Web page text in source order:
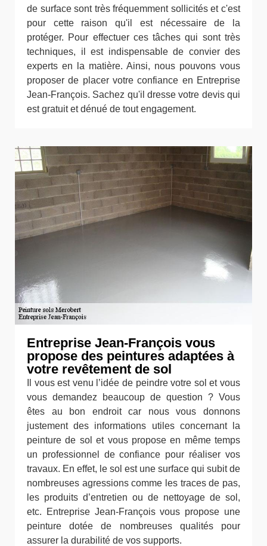
de surface sont très fréquemment sollicités et c'est
pour cette raison qu'il est nécessaire de la
protéger. Pour effectuer ces tâches qui sont très
techniques, il est indispensable de convier des
experts en la matière. Ainsi, nous pouvons vous
proposer de placer votre confiance en Entreprise
Jean-François. Sachez qu'il dresse votre devis qui
est gratuit et dénué de tout engagement.
Entreprise Jean-François vous
propose des peintures adaptées à
votre revêtement de sol
Il vous est venu l’idée de peindre votre sol et vous
vous demandez beaucoup de question ? Vous
êtes au bon endroit car nous vous donnons
justement des informations utiles concernant la
peinture de sol et vous propose en même temps
un professionnel de confiance pour réaliser vos
travaux. En effet, le sol est une surface qui subit de
nombreuses agressions comme les traces de pas,
les produits d’entretien ou de nettoyage de sol,
etc. Entreprise Jean-François vous propose une
peinture dotée de nombreuses qualités pour
assurer la durabilité de vos supports.